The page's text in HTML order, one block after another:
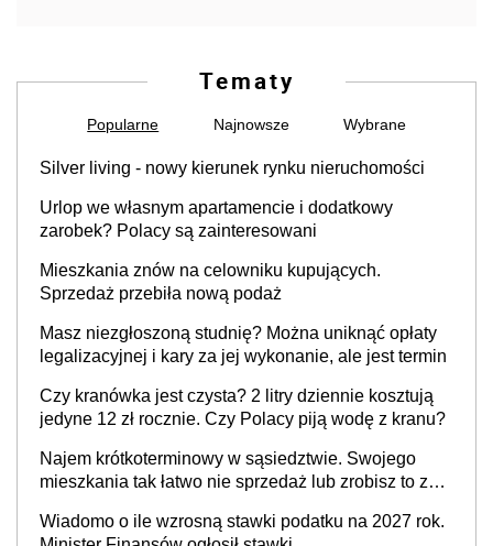
Tematy
Popularne Najnowsze Wybrane
Silver living - nowy kierunek rynku nieruchomości
Urlop we własnym apartamencie i dodatkowy
zarobek? Polacy są zainteresowani
Mieszkania znów na celowniku kupujących.
Sprzedaż przebiła nową podaż
Masz niezgłoszoną studnię? Można uniknąć opłaty
legalizacyjnej i kary za jej wykonanie, ale jest termin
Czy kranówka jest czysta? 2 litry dziennie kosztują
jedyne 12 zł rocznie. Czy Polacy piją wodę z kranu?
Najem krótkoterminowy w sąsiedztwie. Swojego
mieszkania tak łatwo nie sprzedaż lub zrobisz to ze
Wiadomo o ile wzrosną stawki podatku na 2027 rok.